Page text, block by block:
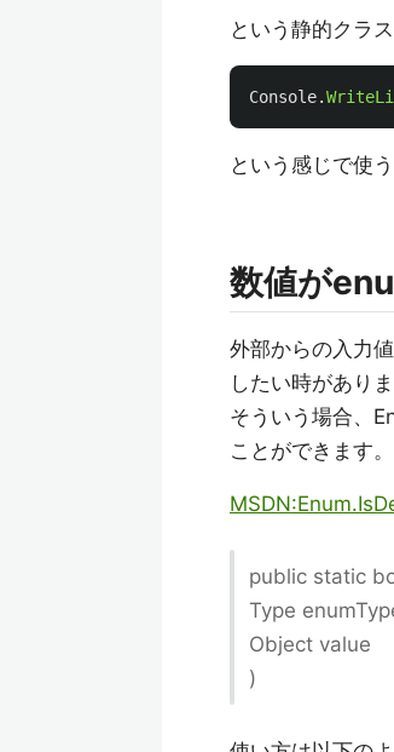
という静的クラ
Console.
という感じで使
数値が
外部からの入力
したい時がありま
そういう場合、
ことができます。
public static
Type
Object value
)